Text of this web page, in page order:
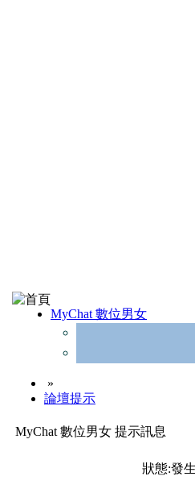
MyChat 數位男女
»
論壇提示
MyChat 數位男女 提示訊息
狀態:發